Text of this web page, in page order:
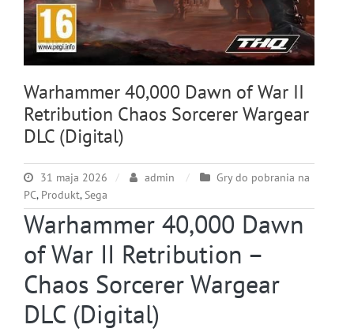
Warhammer 40,000 Dawn of War II
Retribution Chaos Sorcerer Wargear
DLC (Digital)
31 maja 2026 admin
Gry do pobrania na
PC, Produkt, Sega
Warhammer 40,000 Dawn
of War II Retribution –
Chaos Sorcerer Wargear
DLC (Digital)